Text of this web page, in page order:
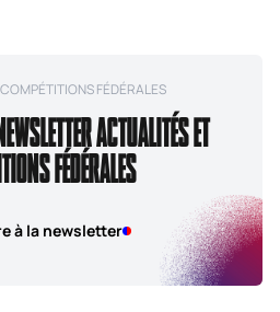
FÉDÉRALES
ACTUALITÉS ET
FÉDÉRALES
à la newsletter